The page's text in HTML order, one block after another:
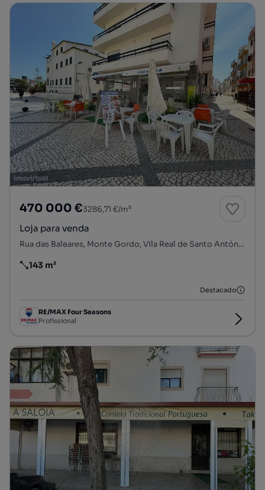
470 000 €3286,71 €/m²
Loja para venda
Rua das Baleares, Monte Gordo, Vila Real de Santo António, Faro
Preço por metro quadrado
143 m²
Destacado
RE/MAX Four Seasons
Profissional